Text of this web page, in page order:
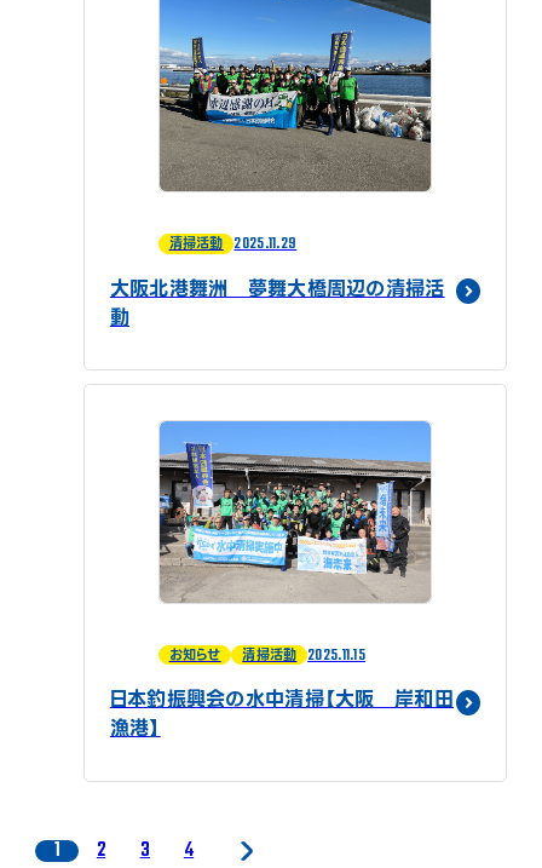
清掃活動 2025.11.29
大阪北港舞洲 夢舞大橋周辺の清掃活
動
お知らせ 清掃活動 2025.11.15
日本釣振興会の水中清掃【大阪 岸和田
漁港】
1 2 3 4